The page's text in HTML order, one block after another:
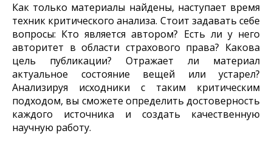
Как только материалы найдены, наступает время
техник критического анализа. Стоит задавать себе
вопросы: Кто является автором? Есть ли у него
авторитет в области страхового права? Какова
цель публикации? Отражает ли материал
актуальное состояние вещей или устарел?
Анализируя исходники с таким критическим
подходом, вы сможете определить достоверность
каждого источника и создать качественную
научную работу.